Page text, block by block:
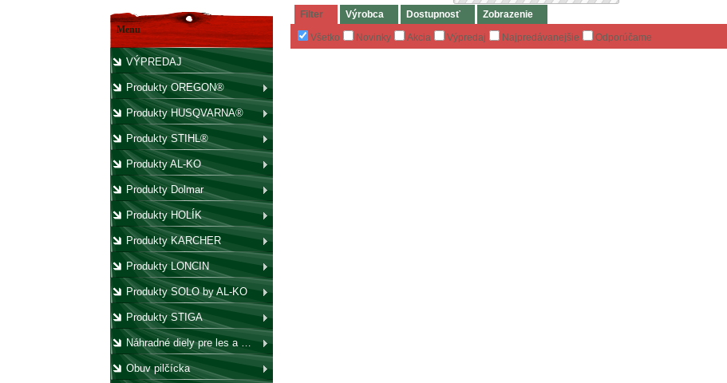
Menu
VÝPREDAJ
Produkty OREGON®
Produkty HUSQVARNA®
Produkty STIHL®
Produkty AL-KO
Produkty Dolmar
Produkty HOLÍK
Produkty KARCHER
Produkty LONCIN
Produkty SOLO by AL-KO
Produkty STIGA
Náhradné diely pre les a záhradu
Obuv pilčícka
Filter Výrobca Dostupnosť Zobrazenie
Všetko Novinky Akcia Výpredaj Najpredávanejšie Odporúčame